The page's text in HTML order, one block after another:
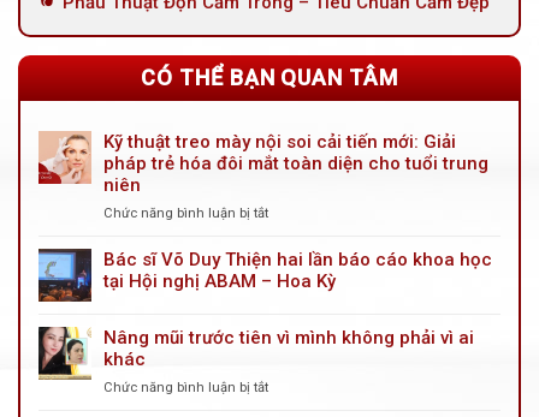
CÓ THỂ BẠN QUAN TÂM
Kỹ thuật treo mày nội soi cải tiến mới: Giải
pháp trẻ hóa đôi mắt toàn diện cho tuổi trung
niên
Chức năng bình luận bị tắt
thuật
treo
soi
Bác sĩ Võ Duy Thiện hai lần báo cáo khoa học
tại Hội nghị ABAM – Hoa Kỳ
Nâng mũi trước tiên vì mình không phải vì ai
khác
Chức năng bình luận bị tắt